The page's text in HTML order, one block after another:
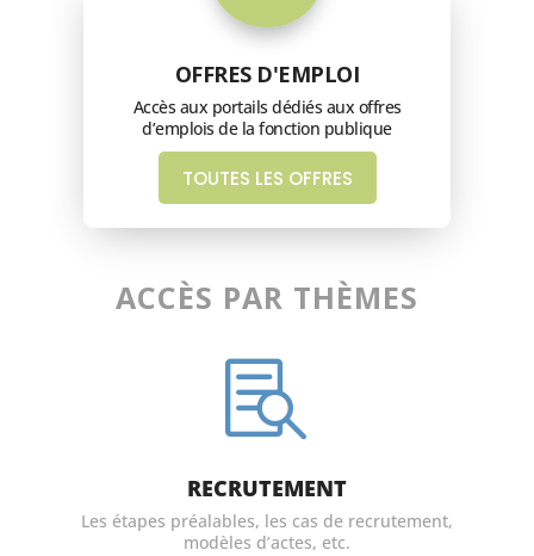
OFFRES D'EMPLOI
Accès aux portails dédiés aux offres
d’emplois de la fonction publique
TOUTES LES OFFRES
ACCÈS PAR THÈMES

RECRUTEMENT
Les étapes préalables, les cas de recrutement,
modèles d’actes, etc.